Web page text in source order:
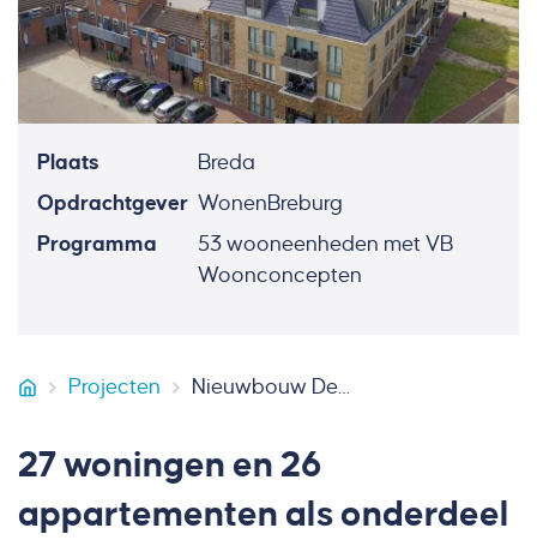
Plaats
Breda
Opdrachtgever WonenBreburg
Programma
53 wooneenheden met VB
Woonconcepten
VB Bouw
Projecten Nieuwbouw De Driesprong Breda
27 woningen en 26
appartementen als onderdeel